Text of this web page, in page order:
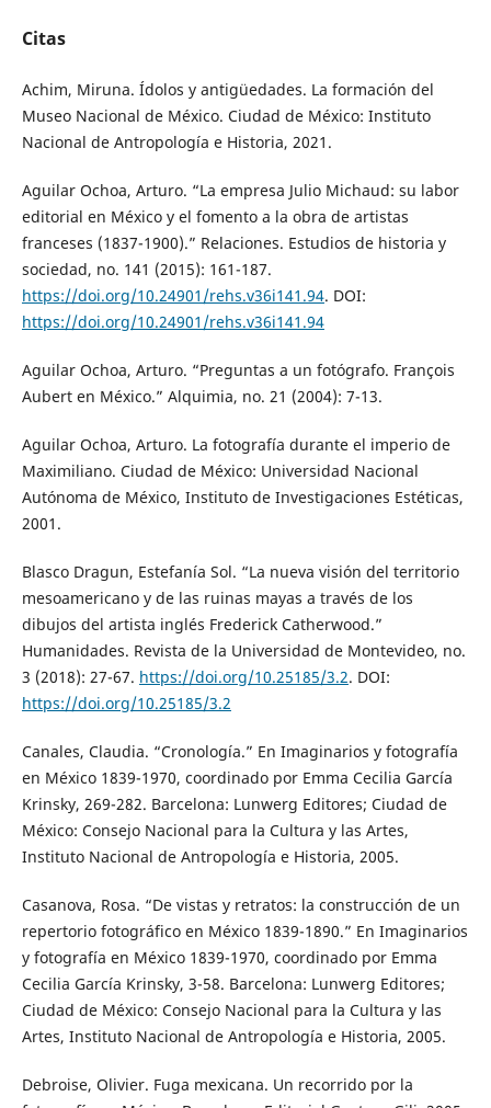
Citas
Achim, Miruna. Ídolos y antigüedades. La formación del
Museo Nacional de México. Ciudad de México: Instituto
Nacional de Antropología e Historia, 2021.
Aguilar Ochoa, Arturo. “La empresa Julio Michaud: su labor
editorial en México y el fomento a la obra de artistas
franceses (1837-1900).” Relaciones. Estudios de historia y
sociedad, no. 141 (2015): 161-187.
https://doi.org/10.24901/rehs.v36i141.94. DOI:
https://doi.org/10.24901/rehs.v36i141.94
Aguilar Ochoa, Arturo. “Preguntas a un fotógrafo. François
Aubert en México.” Alquimia, no. 21 (2004): 7-13.
Aguilar Ochoa, Arturo. La fotografía durante el imperio de
Maximiliano. Ciudad de México: Universidad Nacional
Autónoma de México, Instituto de Investigaciones Estéticas,
2001.
Blasco Dragun, Estefanía Sol. “La nueva visión del territorio
mesoamericano y de las ruinas mayas a través de los
dibujos del artista inglés Frederick Catherwood.”
Humanidades. Revista de la Universidad de Montevideo, no.
3 (2018): 27-67. https://doi.org/10.25185/3.2. DOI:
https://doi.org/10.25185/3.2
Canales, Claudia. “Cronología.” En Imaginarios y fotografía
en México 1839-1970, coordinado por Emma Cecilia García
Krinsky, 269-282. Barcelona: Lunwerg Editores; Ciudad de
México: Consejo Nacional para la Cultura y las Artes,
Instituto Nacional de Antropología e Historia, 2005.
Casanova, Rosa. “De vistas y retratos: la construcción de un
repertorio fotográfico en México 1839-1890.” En Imaginarios
y fotografía en México 1839-1970, coordinado por Emma
Cecilia García Krinsky, 3-58. Barcelona: Lunwerg Editores;
Ciudad de México: Consejo Nacional para la Cultura y las
Artes, Instituto Nacional de Antropología e Historia, 2005.
Debroise, Olivier. Fuga mexicana. Un recorrido por la